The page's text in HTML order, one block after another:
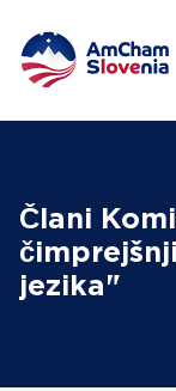
AmCham
Člani
jezika"